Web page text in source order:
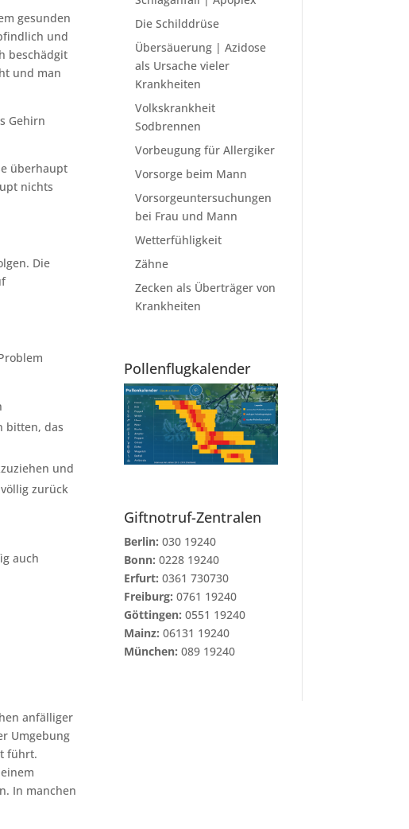
gesunden
und
beschädgit
und man
Gehirn
überhaupt
nichts
Die
bitten, das
und
zurück
auch
anfälliger
Umgebung
führt.
In manchen
Die Schilddrüse
Übersäuerung | Azidose
als Ursache vieler
Krankheiten
Volkskrankheit
Sodbrennen
Vorbeugung für Allergiker
Vorsorge beim Mann
Vorsorgeuntersuchungen
bei Frau und Mann
Wetterfühligkeit
Zähne
Zecken als Überträger von
Krankheiten
Pollenflugkalender
Giftnotruf-Zentralen
Berlin: 030 19240
Bonn: 0228 19240
Erfurt: 0361 730730
Freiburg: 0761 19240
Göttingen: 0551 19240
Mainz: 06131 19240
München: 089 19240